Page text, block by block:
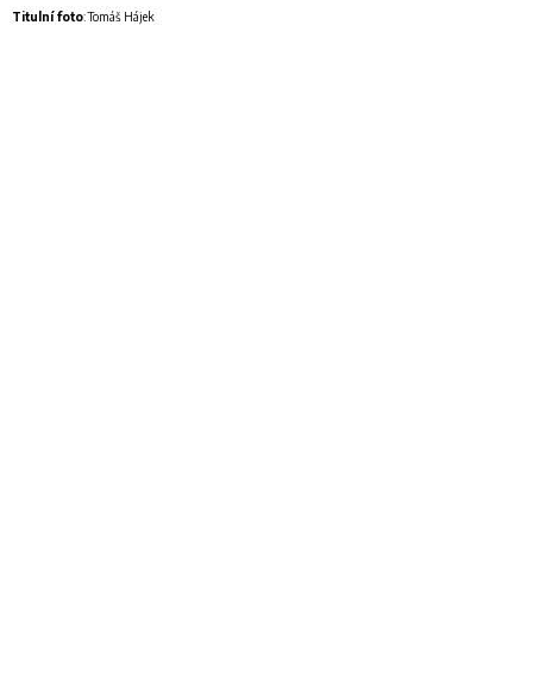
Titulní foto: Tomáš Hájek